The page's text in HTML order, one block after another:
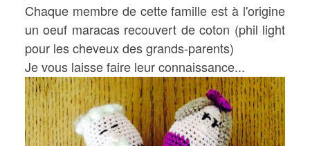
Chaque membre de cette famille est à l'origine
un oeuf maracas recouvert de coton (phil light
pour les cheveux des grands-parents)
Je vous laisse faire leur connaissance...